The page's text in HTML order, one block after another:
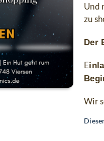
Und
zu
Der
E
Wir